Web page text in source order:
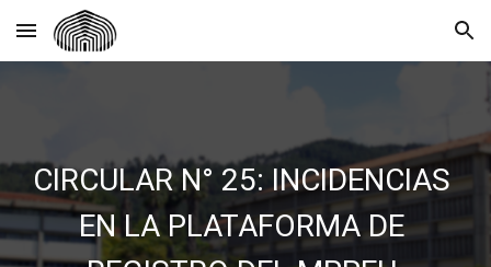
Skip to main content Skip to navigation
CIRCULAR N° 25: INCIDENCIAS
EN LA PLATAFORMA DE